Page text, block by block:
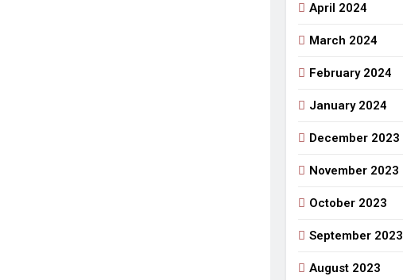
April 2024
March 2024
February 2024
January 2024
December 2023
November 2023
October 2023
September 2023
August 2023